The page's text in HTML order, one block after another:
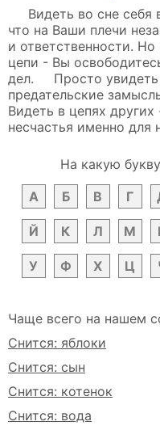
Видеть во сне себя
что на Ваши плечи
и ответственности.
цепи - Вы
дел. Просто увидеть
предательские
Видеть в цепях
несчастья именно для
На какую
А
Б В Г
Й К Л М
У Ф Х Ц
Чаще всего на нашем
Снится: яблоки
Снится: сын
Снится: котенок
Снится: вода